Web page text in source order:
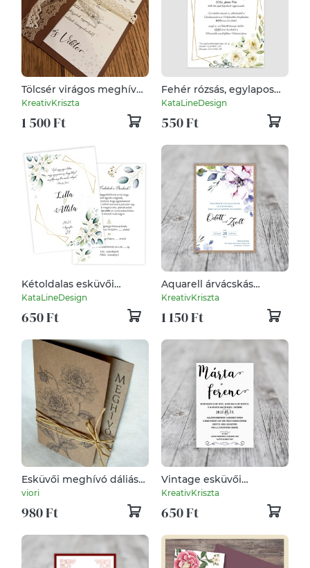
Tölcsér virágos meghívó
csipkével díszítve
KreativKriszta
1 500 Ft
Fehér rózsás, egylapos
esküvői meghívó
KataLineDesign
550 Ft
Kétoldalas esküvői
meghívó greenery
KataLineDesign
650 Ft
Aquarell árvácskás
esküvői meghívó -
KreativKriszta
1 150 Ft
Esküvői meghívó dáliás
vintage vonalrajzzal
viori
980 Ft
Vintage esküvői
meghívó kalligrafikus
KreativKriszta
650 Ft